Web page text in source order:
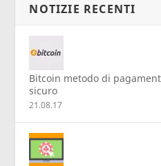
NOTIZIE RECENTI
Bitcoin metodo di
sicuro
21.08.17